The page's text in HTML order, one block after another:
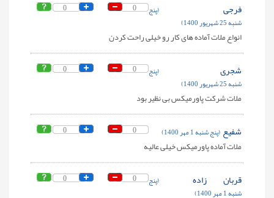
0 0 فرجی
(پنج
شنبه 25 شهریور 1400)
انواع ملات آماده های کار رو خیلی راحت کردن
0 0 شجری
(پنج
شنبه 25 شهریور 1400)
ملات شرکت پاورمیکس بی نظیر بود
0 0 شفیع (پنج شنبه 1 مهر 1400)
ملات آماده پاورمیکس خیلی عالیه
0 0 قربان زاده
(پنج
شنبه 1 مهر 1400)